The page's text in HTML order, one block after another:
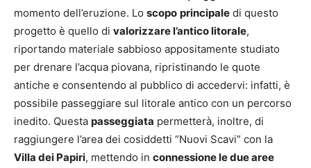
momento dell’eruzione. Lo scopo principale di questo
progetto è quello di valorizzare l’antico litorale,
riportando materiale sabbioso appositamente studiato
per drenare l’acqua piovana, ripristinando le quote
antiche e consentendo al pubblico di accedervi: infatti, è
possibile passeggiare sul litorale antico con un percorso
inedito. Questa passeggiata permetterà, inoltre, di
raggiungere l’area dei cosiddetti “Nuovi Scavi” con la
Villa dei Papiri, mettendo in connessione le due aree